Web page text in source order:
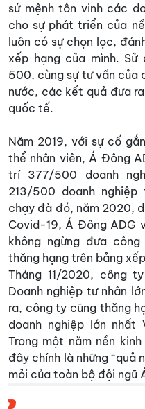
sứ mệnh tôn vinh các
cho sự phát triển của
luôn có sự chọn lọc,
xếp hạng của mình. Sử
500, cùng sự tư vấn của
nước, các kết quả đưa
quốc tế.
Năm 2019, với sự cố
thể nhân viên, Á Đông
trí 377/500 doanh
213/500 doanh
chạy đà đó, năm 2020,
Covid-19, Á Đông ADG
không ngừng đưa
thăng hạng trên bảng
Tháng 11/2020, công
Doanh nghiệp tư nhân
ra, công ty cũng thăng
doanh nghiệp lớn
Trong một năm nền
đây chính là những “quả
mỏi của toàn bộ đội ngũ